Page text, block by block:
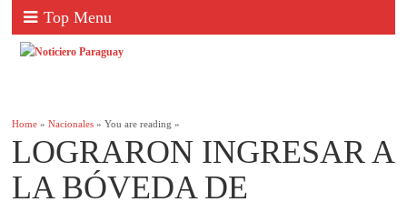
Top Menu
Home »Nacionales » You are reading »
LOGRARON INGRESAR A
LA BÓVEDA DE